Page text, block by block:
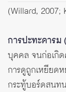
(Willard, 2007;
การปะทะคารม
บุคคล จนก่อเกิด
การดูถูกเหยียด
กระทู้บอร์ดสนท